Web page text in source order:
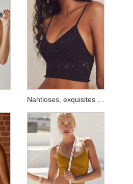
Nahtloses, exquisites Mesh-Oberteil